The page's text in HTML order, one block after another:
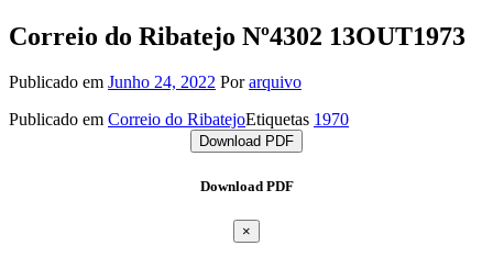
Correio do Ribatejo Nº4302 13OUT1973
Publicado em Junho 24, 2022 Porarquivo
Publicado em Correio do RibatejoEtiquetas 1970
Download PDF
Download PDF
×